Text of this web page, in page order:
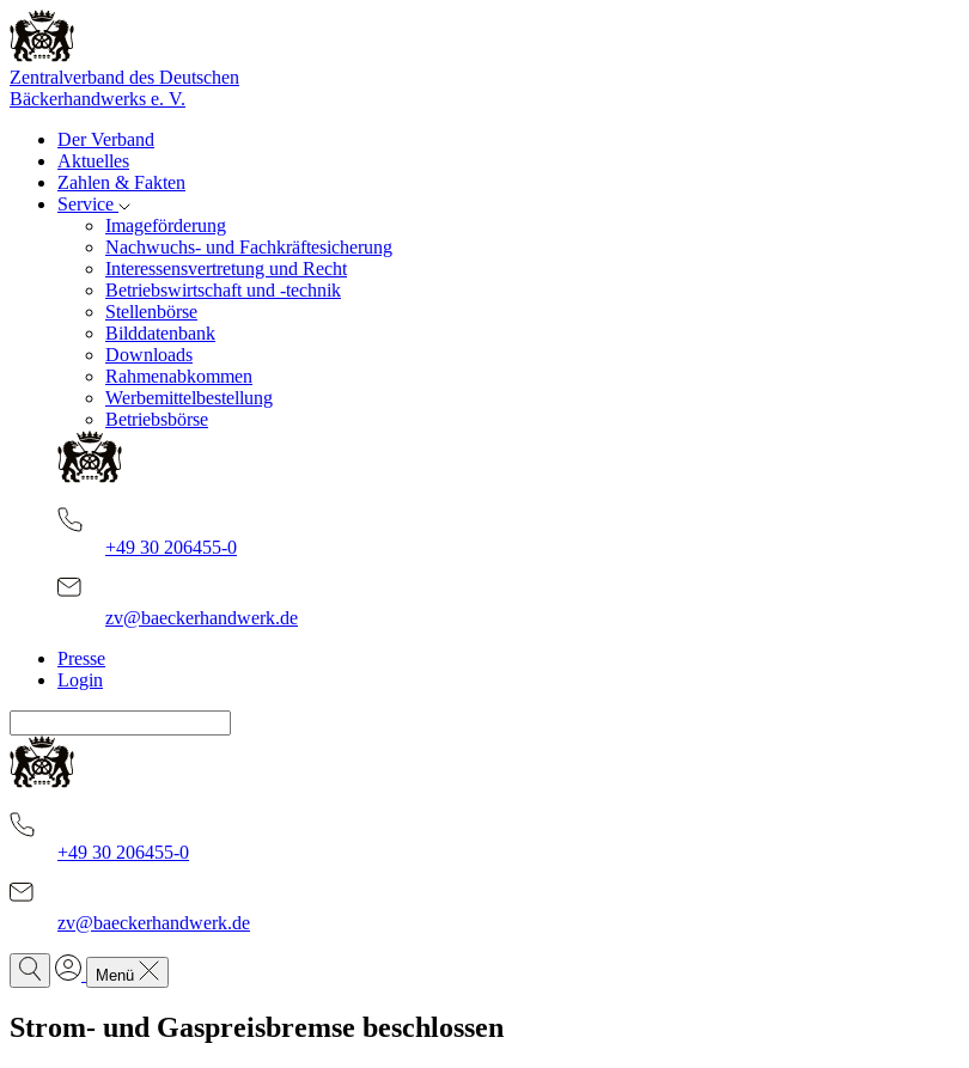
Zentralverband des Deutschen
Bäckerhandwerks e. V.
Der Verband
Aktuelles
Zahlen & Fakten
Service
Imageförderung
Nachwuchs- und Fachkräftesicherung
Interessensvertretung und Recht
Betriebswirtschaft und -technik
Stellenbörse
Bilddatenbank
Downloads
Rahmenabkommen
Werbemittelbestellung
Betriebsbörse
+49 30 206455-0
zv@baeckerhandwerk.de
Presse
Login
+49 30 206455-0
zv@baeckerhandwerk.de
Menü
Strom- und Gaspreisbremse beschlossen